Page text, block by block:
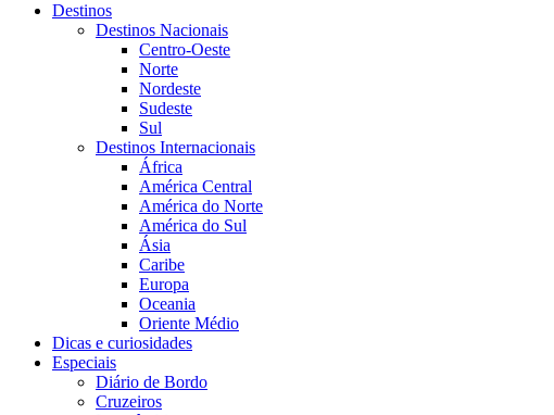
Destinos
Destinos Nacionais
Centro-Oeste
Norte
Nordeste
Sudeste
Sul
Destinos Internacionais
África
América Central
América do Norte
América do Sul
Ásia
Caribe
Europa
Oceania
Oriente Médio
Dicas e curiosidades
Especiais
Diário de Bordo
Cruzeiros